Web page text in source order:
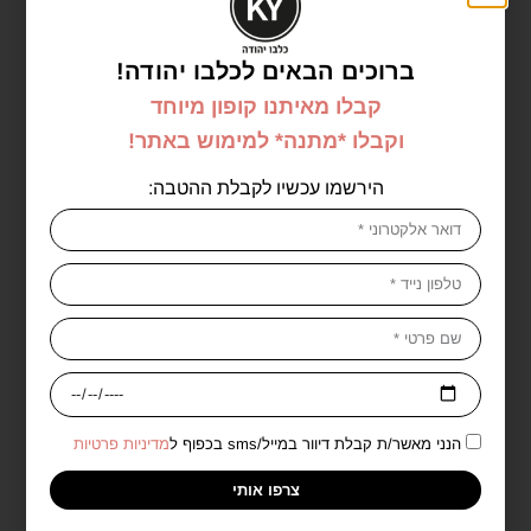
מוצרים נוספים מהמותג Tous - טוז
טוז לאב מי דה אמטיסט אליקסיר
לאישה 90 מל אדפ – Tous
LoveMe The Amethyst Elixir
טוז לאב מי סט לאישה תיק רחצה
+ 90 מל אדפ – TOUS LOVE
ME SET FOR WOMEN
ברוכים הבאים לכלבו יהודה!
קבלו מאיתנו קופון מיוחד
וקבלו *מתנה* למימוש באתר!
הירשמו עכשיו לקבלת ההטבה:
הנני מאשר/ת קבלת דיוור במייל/sms בכפוף ל מדיניות פרטיות
צרפו אותי